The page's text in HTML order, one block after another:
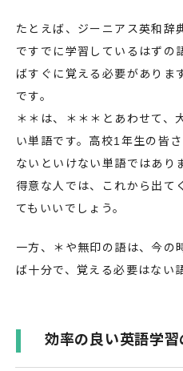
たとえば、ジーニアス英和辞
ですでに学習しているはずの
ばすぐに覚える必要がありま
です。
＊＊は、＊＊＊とあわせて、
い単語です。高校1年生の皆
ないといけない単語ではあり
得意な人では、これから出て
てもいいでしょう。
一方、＊や無印の語は、今の
ば十分で、覚える必要はない
効率の良い英語学習